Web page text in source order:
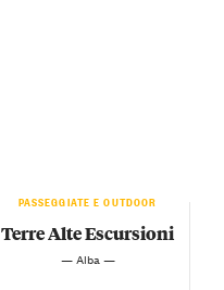
PASSEGGIATE E OUTDOOR
Terre Alte Escursioni
— Alba —